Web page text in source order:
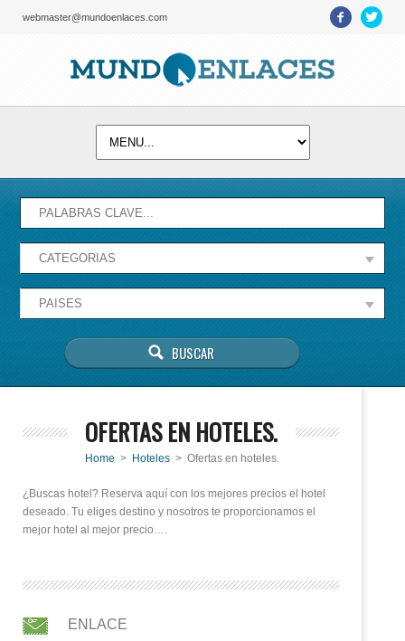
webmaster@mundoenlaces.com
OFERTAS EN HOTELES.
Home > Hoteles > Ofertas en hoteles.
¿Buscas hotel? Reserva aquí con los mejores precios el hotel
deseado. Tu eliges destino y nosotros te proporcionamos el
mejor hotel al mejor precio….
ENLACE